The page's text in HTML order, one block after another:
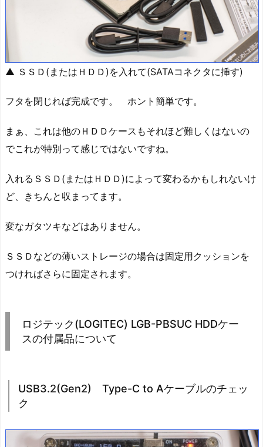
▲ ＳＳＤ(またはＨＤＤ)を入れて(SATAコネクタに挿す)
フタを閉じれば完成です。 ホント簡単です。
まぁ、これは他のＨＤＤケースもそれほど難しくはないの
でこれが特別って感じではないですね。
入れるＳＳＤ(またはＨＤＤ)によって変わるかもしれないけ
ど、きちんと収まってます。
変なガタツキなどはありません。
ＳＳＤなどの薄いストレージの場合は固定用クッションを
つければさらに固定されます。
ロジテック(LOGITEC) LGB-PBSUC HDDケー
スの付属品について
USB3.2(Gen2) Type-C to Aケーブルのチェッ
ク